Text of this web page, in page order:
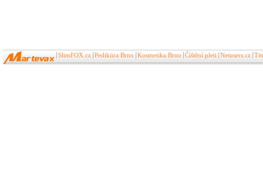
SlimFOX.cz Pedikúra Brno Kosmetika Brno Čištění pleti Netusers.cz